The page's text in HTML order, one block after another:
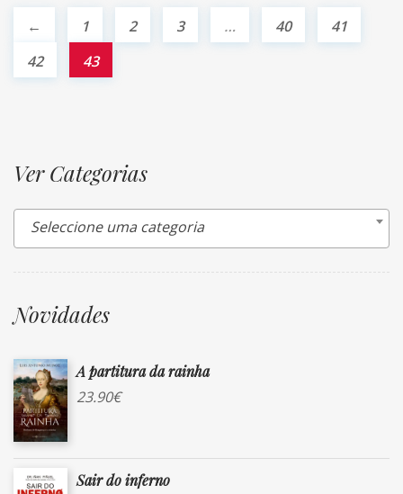
← 1 2 3 … 40
41
42
43
Ver Categorias
Seleccione uma categoria
Novidades
A partitura da rainha
23.90€
Sair do inferno